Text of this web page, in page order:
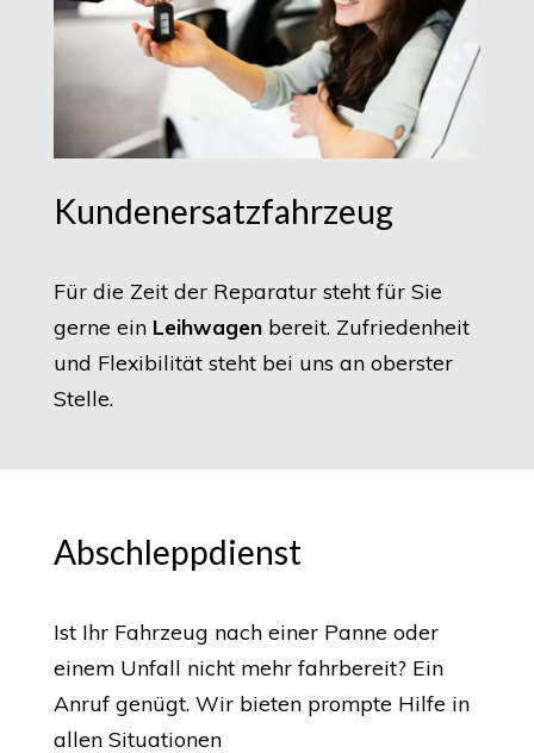
Kundenersatzfahrzeug
Für die Zeit der Reparatur steht für Sie
gerne ein Leihwagen bereit. Zufriedenheit
und Flexibilität steht bei uns an oberster
Stelle.
Abschleppdienst
Ist Ihr Fahrzeug nach einer Panne oder
einem Unfall nicht mehr fahrbereit? Ein
Anruf genügt. Wir bieten prompte Hilfe in
allen Situationen